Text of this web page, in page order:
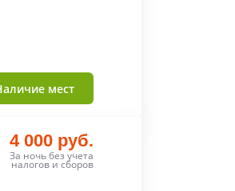
мест
4 000 руб.
За ночь без учета
налогов и сборов